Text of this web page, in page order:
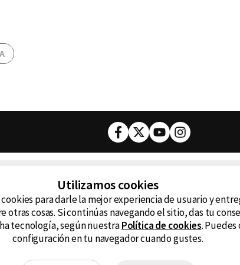
Facebook
TwitterYoutubeInstagram
D99
La Caliente
Utilizamos cookies
para darle la mejor experiencia de usuario y
otras cosas. Si continúas navegando el sitio, das tu
tecnología, según nuestraPolítica de cookies. Puedes
configuración en tu navegador cuando gustes.